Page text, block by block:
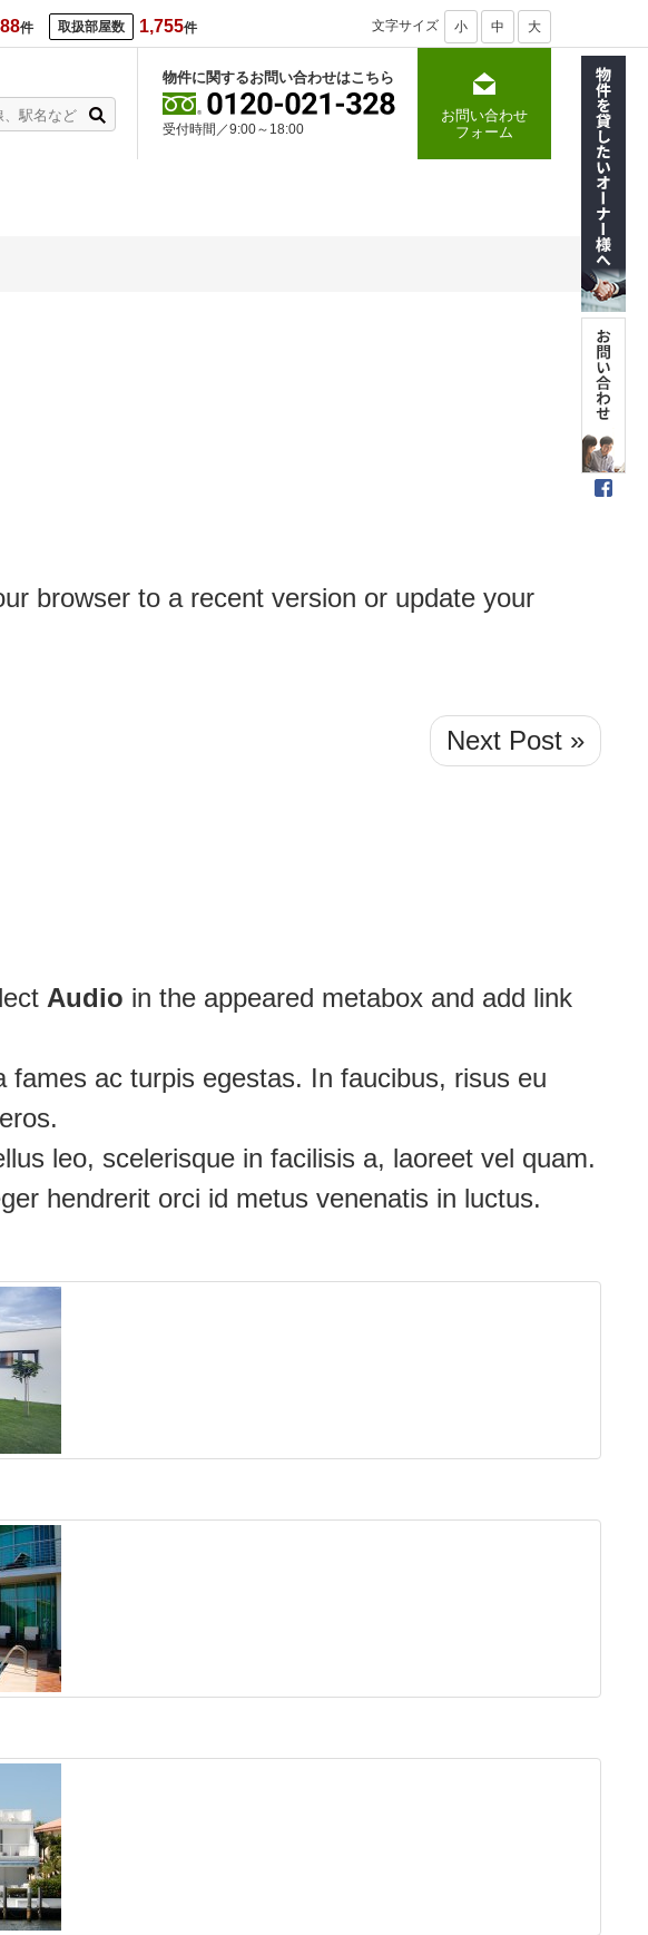
件 取扱部屋数 1,755件 文字サイズ 小 中 大
物件に関するお問い合わせはこちら
受付時間／9:00～18:00
お問い合わせ
フォーム
browser to a recent version or update your
Next Post »
Audio in the appeared metabox and add link
ac turpis egestas. In faucibus, risus eu
leo, scelerisque in facilisis a, laoreet vel quam.
hendrerit orci id metus venenatis in luctus.